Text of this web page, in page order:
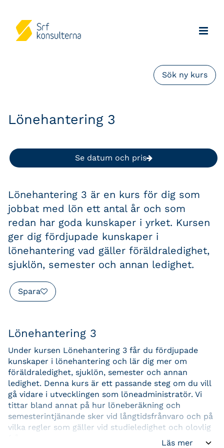
Sök ny kurs
Lönehantering 3
Se datum och pris
Lönehantering 3 är en kurs för dig som
jobbat med lön ett antal år och som
redan har goda kunskaper i yrket. Kursen
ger dig fördjupade kunskaper i
lönehantering vad gäller föräldraledighet,
sjuklön, semester och annan ledighet.
Spara
Lönehantering 3
Under kursen Lönehantering 3 får du fördjupade
kunskaper i lönehantering och lär dig mer om
föräldraledighet, sjuklön, semester och annan
ledighet. Denna kurs är ett passande steg om du vill
gå vidare i utvecklingen som löneadministratör. Vi
tittar bland annat på hur löneberäkning och
semesterintjänande sker vid långtidsfrånvaro och på
vilka regler som gäller vid studieledighet och olovlig
Läs mer